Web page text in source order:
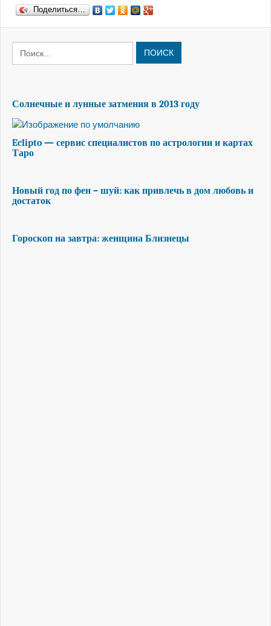
Поделиться…
ПОИСК
Солнечные и лунные затмения в 2013 году
Eclipto — сервис специалистов по астрологии и картах
Таро
Новый год по фен – шуй: как привлечь в дом любовь и
достаток
Гороскоп на завтра: женщина Близнецы